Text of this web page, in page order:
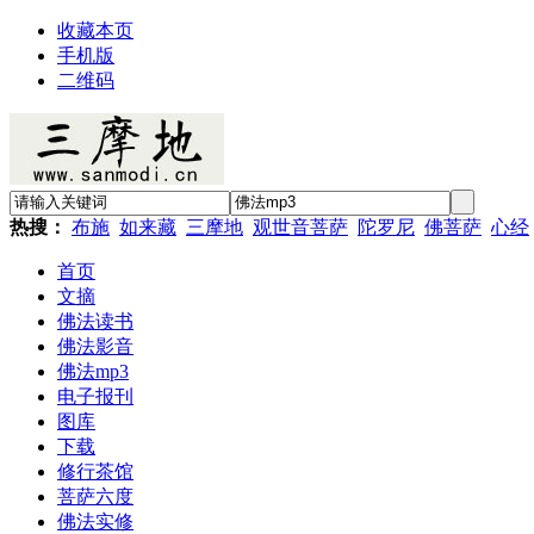
收藏本页
手机版
二维码
热搜： 布施 如来藏 三摩地 观世音菩萨 陀罗尼 佛菩萨 心经
首页
文摘
佛法读书
佛法影音
佛法mp3
电子报刊
图库
下载
修行茶馆
菩萨六度
佛法实修